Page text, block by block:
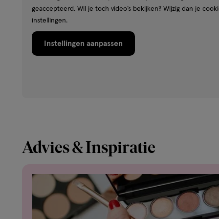
geaccepteerd. Wil je toch video’s bekijken? Wijzig dan je
instellingen.
Instellingen aanpassen
Advies & Inspiratie